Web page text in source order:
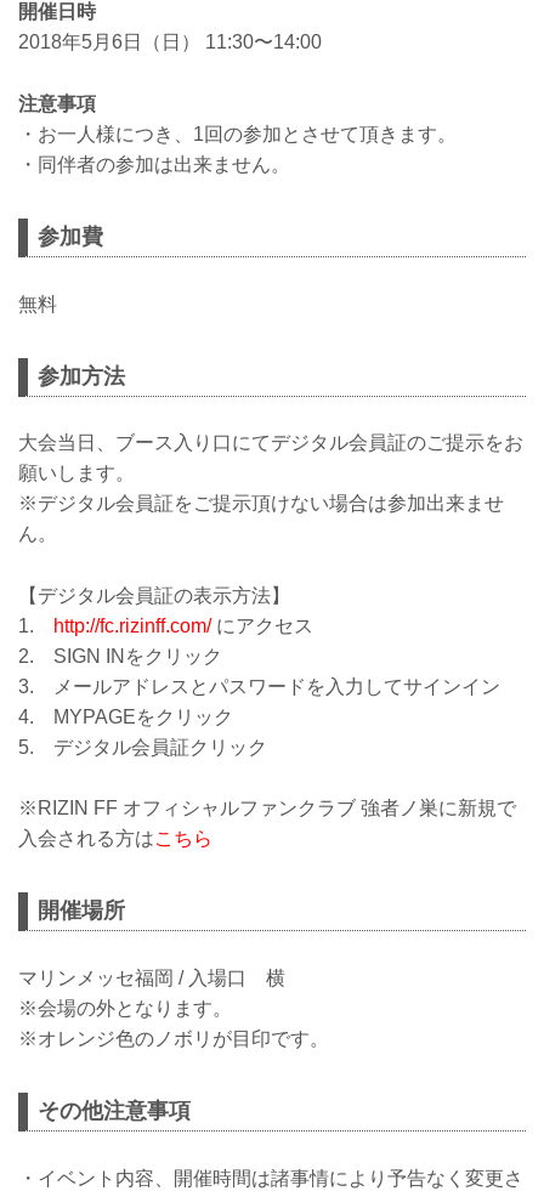
開催日時
2018年5月6日（日） 11:30〜14:00
注意事項
・お一人様につき、1回の参加とさせて頂きます。
・同伴者の参加は出来ません。
参加費
無料
参加方法
大会当日、ブース入り口にてデジタル会員証のご提示をお
願いします。
※デジタル会員証をご提示頂けない場合は参加出来ませ
ん。
【デジタル会員証の表示方法】
1.
http://fc.rizinff.com/にアクセス
2. SIGN INをクリック
3. メールアドレスとパスワードを入力してサインイン
4. MYPAGEをクリック
5. デジタル会員証クリック
※RIZIN FF オフィシャルファンクラブ 強者ノ巣に新規で
入会される方はこちら
開催場所
マリンメッセ福岡 / 入場口 横
※会場の外となります。
※オレンジ色のノボリが目印です。
その他注意事項
・イベント内容、開催時間は諸事情により予告なく変更さ